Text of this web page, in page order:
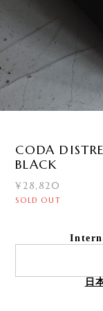
CODA
BLACK
¥28,820
SOLD OUT
日